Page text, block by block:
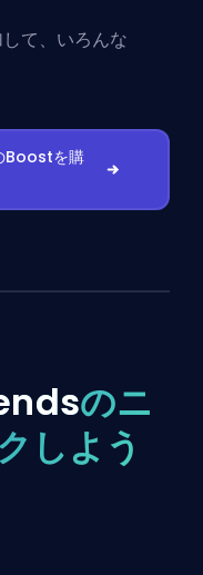
して、いろんな
Boostを購
のニ
しよう